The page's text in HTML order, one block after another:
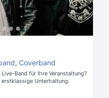
, Coverband
Band für Ihre Veranstaltung?
Unterhaltung.